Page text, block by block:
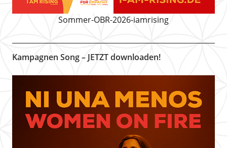
Sommer-OBR-2026-iamrising
Kampagnen Song – JETZT downloaden!